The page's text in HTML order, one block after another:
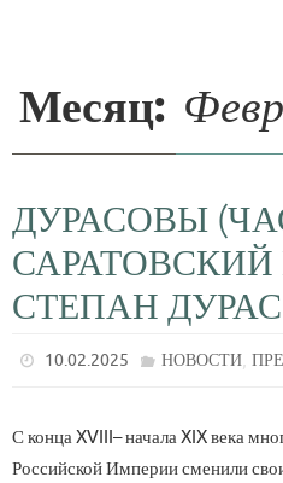
Месяц:
ДУРАСОВЫ
СТЕПАН
10.02.2025 НОВОСТИ,
С конца XVIII– начала XIX века
Российской Империи сменили